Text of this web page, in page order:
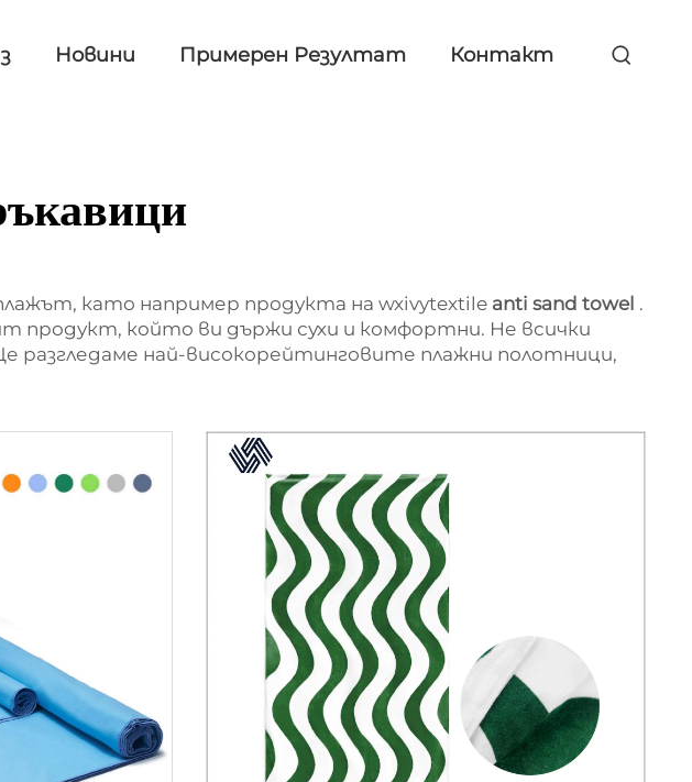
Новини Примерен Резултат Контакт
като например продукта на wxivytextile anti sand towel .
продукт, който ви държи сухи и комфортни. Не всички
разгледаме най-високорейтинговите плажни полотници,